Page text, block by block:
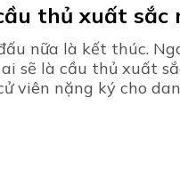
thủ xuất sắc
nữa là kết thúc.
sẽ là cầu thủ xuất
viên nặng ký cho